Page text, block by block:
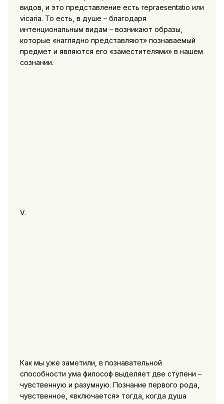
видов, и это представление есть repraesentatio или
vicaria. То есть, в душе – благодаря
интенциональным видам – возникают образы,
которые «наглядно представляют» познаваемый
предмет и являются его «заместителями» в нашем
сознании.
V.
Как мы уже заметили, в познавательной
способности ума философ выделяет две ступени –
чувственную и разумную. Познание первого рода,
чувственное, «включается» тогда, когда душа